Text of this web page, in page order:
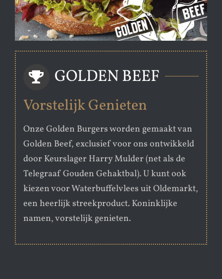
GOLDEN BEEF
Vorstelijk Genieten
Onze Golden Burgers worden gemaakt van
Golden Beef, exclusief voor ons ontwikkeld
door Keurslager Harry Mulder (net als de
Telegraaf Gouden Gehaktbal). U kunt ook
kiezen voor Waterbuffelvlees uit Oldemarkt,
een heerlijk streekproduct. Koninklijke
namen, vorstelijk genieten.